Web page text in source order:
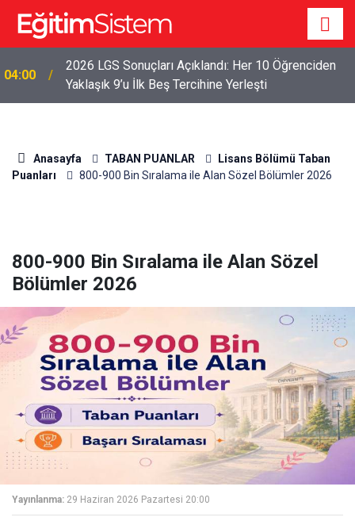
04:00
2026 LGS Sonuçları Açıklandı: Her 10 Öğrenciden
Yaklaşık 9’u İlk Beş Tercihine Yerleşti
Anasayfa TABAN PUANLAR
Lisans Bölümü Taban
Puanları
800-900 Bin Sıralama ile Alan Sözel Bölümler 2026
800-900 Bin Sıralama ile Alan Sözel
Bölümler 2026
Yayınlanma: 29 Haziran 2026 Pazartesi 20:00